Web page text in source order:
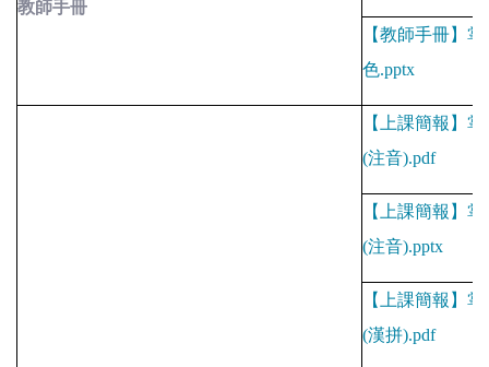
教師手冊
【教師手冊】
色.pptx
【上課簡報】
(注音).pdf
【上課簡報】
(注音).pptx
【上課簡報】
(漢拼).pdf